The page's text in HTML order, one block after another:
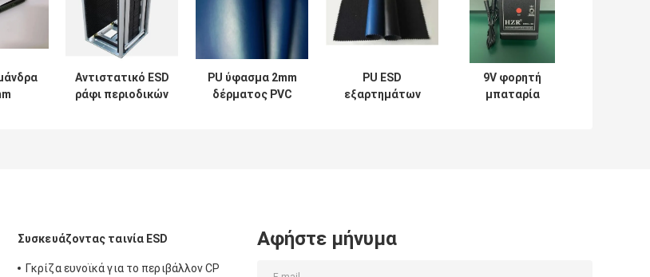
Αντιστατικό ESD
ράφι περιοδικών
PU ύφασμα 2mm
δέρματος PVC
PU ESD
εξαρτημάτων
9V φορητή
μπαταρία
Συσκευάζοντας ταινία ESD
Γκρίζα ευνοϊκά για το περιβάλλον CP
Αφήστε μήνυμα